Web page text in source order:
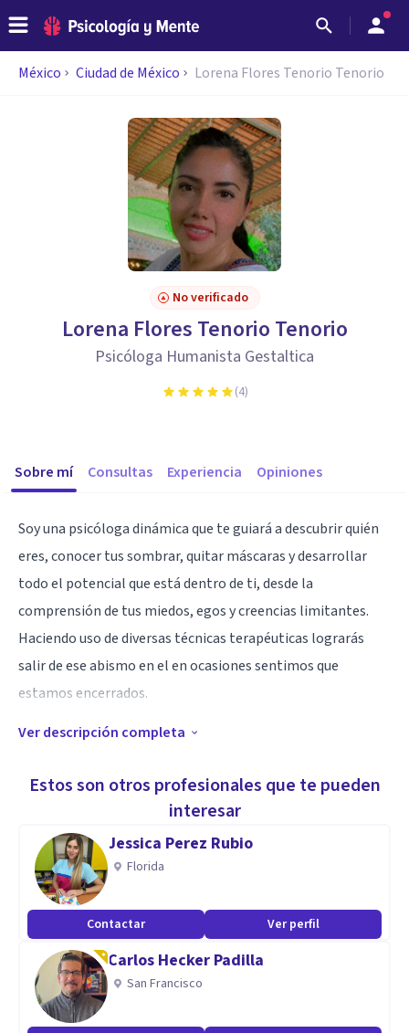
México Ciudad de México Lorena Flores Tenorio Tenorio
No verificado
Lorena Flores Tenorio Tenorio
Psicóloga Humanista Gestaltica
(4)
Sobre mí Consultas Experiencia Opiniones
Soy una psicóloga dinámica que te guiará a descubrir quién
eres, conocer tus sombrar, quitar máscaras y desarrollar
todo el potencial que está dentro de ti, desde la
comprensión de tus miedos, egos y creencias limitantes.
Haciendo uso de diversas técnicas terapéuticas lograrás
salir de ese abismo en el en ocasiones sentimos que
estamos encerrados.
Especialidad
pánico y paranoia, miedo, trabajo de ego, agresión y
Tethahealing
Aptitudes
Escucha, Atención Plena, Confianza y Empatía.
Ver descripción completa
Estos son otros profesionales que te pueden
interesar
Jessica Perez Rubio
Florida
Contactar Ver perfil
Carlos Hecker Padilla
San Francisco